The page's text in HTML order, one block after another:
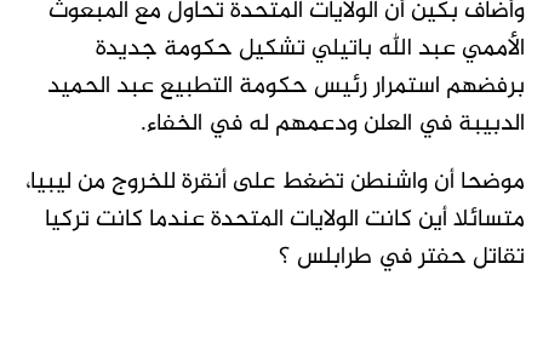
وأضاف بكين أن ‫الولايات المتحدة تحاول مع المبعوث
الأممي عبد الله باتيلي تشكيل حكومة جديدة
برفضهم استمرار ‫رئيس حكومة التطبيع عبد الحميد
الدبيبة في العلن ودعمهم له في الخفاء.
موضحا أن واشنطن تضغط على أنقرة للخروج من ليبيا،
متسائلا أين كانت الولايات المتحدة عندما كانت تركيا
تقاتل حفتر في طرابلس ؟